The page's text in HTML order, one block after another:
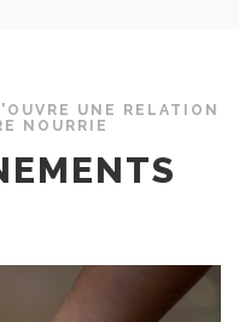
UNE RELATION
NOURRIE